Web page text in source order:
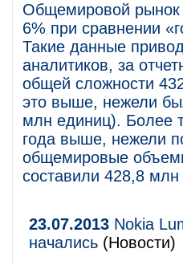
Общемировой рынок
6% при сравнении
Такие данные
аналитиков, за
общей сложности
это выше, нежели
млн единиц). Более
года выше, нежели
общемировые
составили 428,8 млн
23.07.2013 Nokia
начались (Новости)